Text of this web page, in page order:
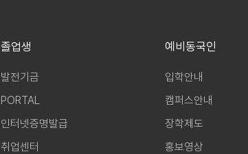
졸업생
발전기금
PORTAL
인터넷증명발급
취업센터
예비동국인
입학안내
캠퍼스안내
장학제도
홍보영상